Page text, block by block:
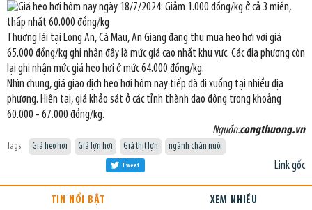
Thương lái tại Long An, Cà Mau, An Giang đang thu mua heo hơi với giá
65.000 đồng/kg ghi nhận đây là mức giá cao nhất khu vực. Các địa phương còn
lại ghi nhận mức giá heo hơi ở mức 64.000 đồng/kg.
Nhìn chung, giá giao dịch heo hơi hôm nay tiếp đà đi xuống tại nhiều địa
phương. Hiện tại, giá khảo sát ở các tỉnh thành dao động trong khoảng
60.000 - 67.000 đồng/kg.
Nguồn:congthuong.vn
Tags: Giá heo hơi Giá lợn hơi Giá thịt lợn ngành chăn nuôi
Link gốc
Tweet
TIN NỔI BẬT XEM NHIỀU